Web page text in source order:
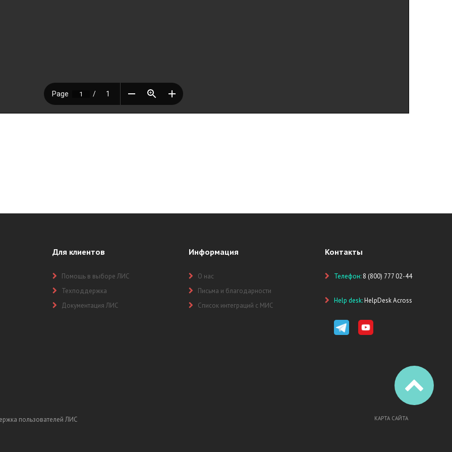
Для клиентов
Помощь в выборе ЛИС
Техподдержка
Документация ЛИС
Информация
О нас
Письма и благодарности
Список интеграций с МИС
Контакты
Телефон: 8 (800) 777 02-44
Help desk:HelpDesk Across
пользователей ЛИС КАРТА САЙТА